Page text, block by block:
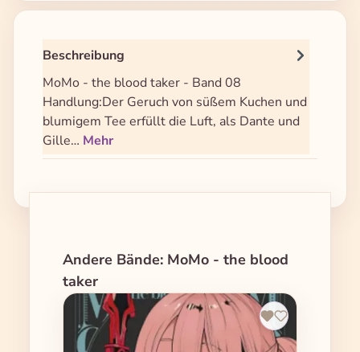
Beschreibung
MoMo - the blood taker - Band 08
Handlung:Der Geruch von süßem Kuchen und
blumigem Tee erfüllt die Luft, als Dante und
Gille… Mehr
Produktgalerie überspringen
Andere Bände: MoMo - the blood
taker